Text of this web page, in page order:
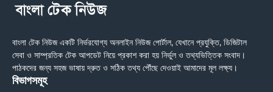
বাংলা টেক নিউজ একটি নির্ভরযোগ্য অনলাইন নিউজ পোর্টাল, যেখানে প্রযুক্তি, ডিজিটাল
সেবা ও সাম্প্রতিক টেক আপডেট নিয়ে প্রকাশ করা হয় নির্ভুল ও তথ্যভিত্তিক সংবাদ।
পাঠকদের জন্য সহজ ভাষায় দ্রুত ও সঠিক তথ্য পৌঁছে দেওয়াই আমাদের মূল লক্ষ্য।
বিভাগসমূহ